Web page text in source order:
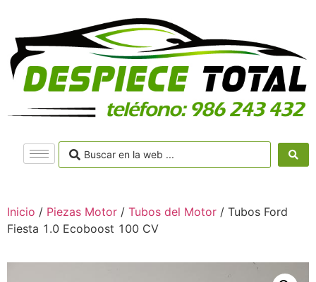
Inicio / Piezas Motor / Tubos del Motor / Tubos Ford
Fiesta 1.0 Ecoboost 100 CV